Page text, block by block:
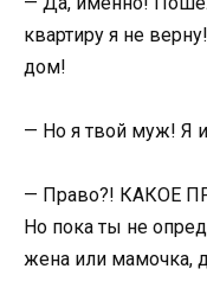
квартиру я не
дом!
— Но я твой муж! Я
— Право?! КАКОЕ
Но пока ты не
жена или мамочка,